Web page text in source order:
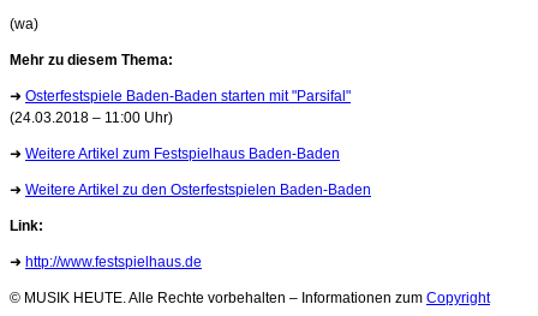
(wa)
Mehr zu diesem Thema:
➜ Osterfestspiele Baden-Baden starten mit "Parsifal"
(24.03.2018 – 11:00 Uhr)
➜ Weitere Artikel zum Festspielhaus Baden-Baden
➜ Weitere Artikel zu den Osterfestspielen Baden-Baden
Link:
➜ http://www.festspielhaus.de
© MUSIK HEUTE. Alle Rechte vorbehalten – Informationen zum Copyright